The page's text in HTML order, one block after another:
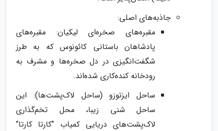
جاذبه‌های اصلی:
مقبره‌های صخره‌ای لیکیان: مقبره‌های
پادشاهان باستانی کائونوس که به طرز
شگفت‌انگیزی در دل صخره‌ها و مشرف به
رودخانه کنده‌کاری شده‌اند.
ساحل ایزتوزو (ساحل لاک‌پشت‌ها): این
ساحل شنی زیبا، محل تخم‌گذاری
لاک‌پشت‌های دریایی کمیاب "کارتا کارتا"